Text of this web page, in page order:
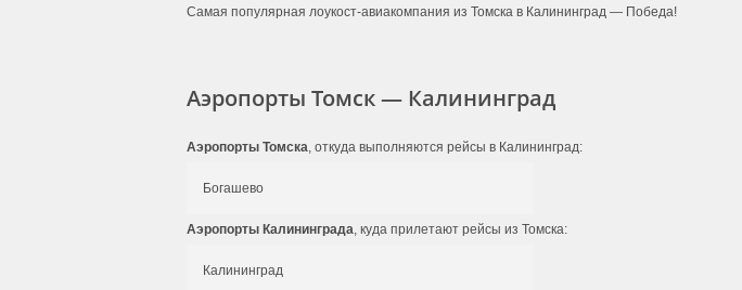
Самая популярная лоукост-авиакомпания из Томска в Калининград — Победа!
Аэропорты Томск — Калининград
Аэропорты Томска, откуда выполняются рейсы в Калининград:
Богашево
Аэропорты Калининграда, куда прилетают рейсы из Томска:
Калининград